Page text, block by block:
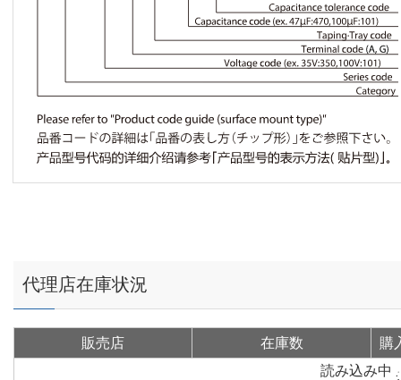
代理店在庫状況
販売店 在庫数
購
読み込み中